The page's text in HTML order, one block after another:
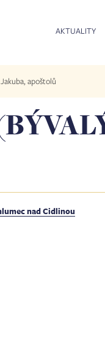
AKTUALITY
apoštolů
nad Cidlinou